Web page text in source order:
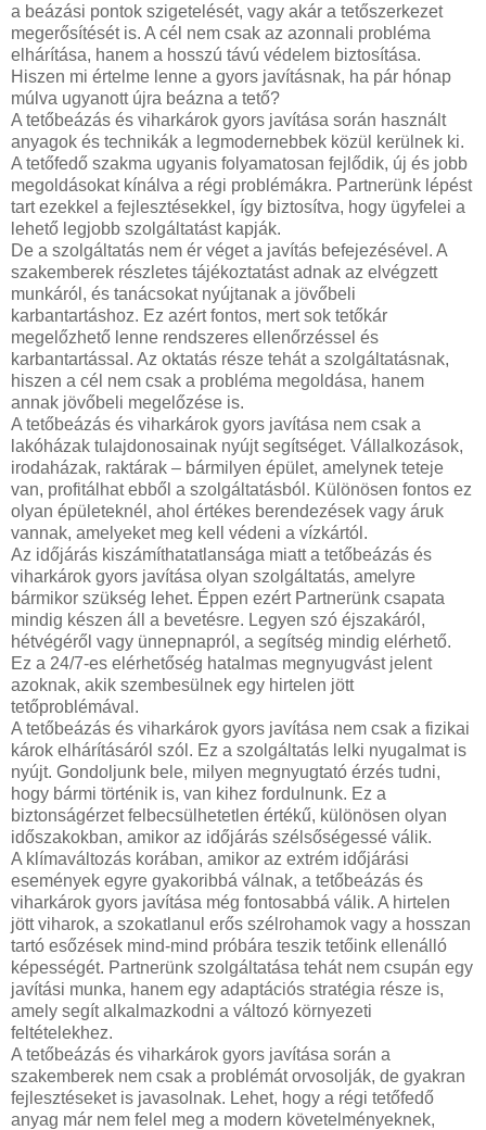
a beázási pontok szigetelését, vagy akár a tetőszerkezet
megerősítését is. A cél nem csak az azonnali probléma
elhárítása, hanem a hosszú távú védelem biztosítása.
Hiszen mi értelme lenne a gyors javításnak, ha pár hónap
múlva ugyanott újra beázna a tető?
A tetőbeázás és viharkárok gyors javítása során használt
anyagok és technikák a legmodernebbek közül kerülnek ki.
A tetőfedő szakma ugyanis folyamatosan fejlődik, új és jobb
megoldásokat kínálva a régi problémákra. Partnerünk lépést
tart ezekkel a fejlesztésekkel, így biztosítva, hogy ügyfelei a
lehető legjobb szolgáltatást kapják.
De a szolgáltatás nem ér véget a javítás befejezésével. A
szakemberek részletes tájékoztatást adnak az elvégzett
munkáról, és tanácsokat nyújtanak a jövőbeli
karbantartáshoz. Ez azért fontos, mert sok tetőkár
megelőzhető lenne rendszeres ellenőrzéssel és
karbantartással. Az oktatás része tehát a szolgáltatásnak,
hiszen a cél nem csak a probléma megoldása, hanem
annak jövőbeli megelőzése is.
A tetőbeázás és viharkárok gyors javítása nem csak a
lakóházak tulajdonosainak nyújt segítséget. Vállalkozások,
irodaházak, raktárak – bármilyen épület, amelynek teteje
van, profitálhat ebből a szolgáltatásból. Különösen fontos ez
olyan épületeknél, ahol értékes berendezések vagy áruk
vannak, amelyeket meg kell védeni a vízkártól.
Az időjárás kiszámíthatatlansága miatt a tetőbeázás és
viharkárok gyors javítása olyan szolgáltatás, amelyre
bármikor szükség lehet. Éppen ezért Partnerünk csapata
mindig készen áll a bevetésre. Legyen szó éjszakáról,
hétvégéről vagy ünnepnapról, a segítség mindig elérhető.
Ez a 24/7-es elérhetőség hatalmas megnyugvást jelent
azoknak, akik szembesülnek egy hirtelen jött
tetőproblémával.
A tetőbeázás és viharkárok gyors javítása nem csak a fizikai
károk elhárításáról szól. Ez a szolgáltatás lelki nyugalmat is
nyújt. Gondoljunk bele, milyen megnyugtató érzés tudni,
hogy bármi történik is, van kihez fordulnunk. Ez a
biztonságérzet felbecsülhetetlen értékű, különösen olyan
időszakokban, amikor az időjárás szélsőségessé válik.
A klímaváltozás korában, amikor az extrém időjárási
események egyre gyakoribbá válnak, a tetőbeázás és
viharkárok gyors javítása még fontosabbá válik. A hirtelen
jött viharok, a szokatlanul erős szélrohamok vagy a hosszan
tartó esőzések mind-mind próbára teszik tetőink ellenálló
képességét. Partnerünk szolgáltatása tehát nem csupán egy
javítási munka, hanem egy adaptációs stratégia része is,
amely segít alkalmazkodni a változó környezeti
feltételekhez.
A tetőbeázás és viharkárok gyors javítása során a
szakemberek nem csak a problémát orvosolják, de gyakran
fejlesztéseket is javasolnak. Lehet, hogy a régi tetőfedő
anyag már nem felel meg a modern követelményeknek,